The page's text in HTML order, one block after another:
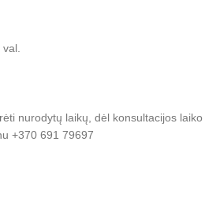
nurodytų laikų, dėl konsultacijos laiko
+370 691 79697